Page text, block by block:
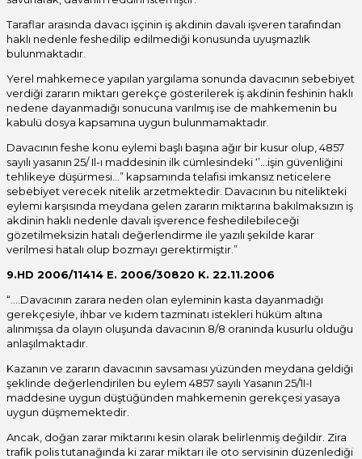
Taraflar arasında davacı işçinin iş akdinin davalı işveren tarafından
haklı nedenle feshedilip edilmediği konusunda uyuşmazlık
bulunmaktadır.
Yerel mahkemece yapılan yargılama sonunda davacının sebebiyet
verdiği zararın miktarı gerekçe gösterilerek iş akdinin feshinin haklı
nedene dayanmadığı sonucuna varılmış ise de mahkemenin bu
kabulü dosya kapsamına uygun bulunmamaktadır.
Davacının feshe konu eylemi başlı başına ağır bir kusur olup, 4857
sayılı yasanın 25/ Il-ı maddesinin ilk cümlesindeki ‘’…işin güvenliğini
tehlikeye düşürmesi…” kapsamında telafisi imkansız neticelere
sebebiyet verecek nitelik arzetmektedir. Davacının bu nitelikteki
eylemi karşısında meydana gelen zararın miktarına bakılmaksızın iş
akdinin haklı nedenle davalı işverence feshedilebileceği
gözetilmeksizin hatalı değerlendirme ile yazılı şekilde karar
verilmesi hatalı olup bozmayı gerektirmiştir.”
9.HD 2006/11414 E. 2006/30820 K. 22.11.2006
“….Davacının zarara neden olan eyleminin kasta dayanmadığı
gerekçesiyle, ihbar ve kıdem tazminatı istekleri hüküm altına
alınmışsa da olayın oluşunda davacının 8/8 oranında kusurlu olduğu
anlaşılmaktadır.
Kazanın ve zararın davacının savsaması yüzünden meydana geldiği
şeklinde değerlendirilen bu eylem 4857 sayılı Yasanın 25/1I-I
maddesine uygun düştüğünden mahkemenin gerekçesi yasaya
uygun düşmemektedir.
Ancak, doğan zarar miktarını kesin olarak belirlenmiş değildir. Zira
trafik polis tutanağında ki zarar miktarı ile oto servisinin düzenlediği